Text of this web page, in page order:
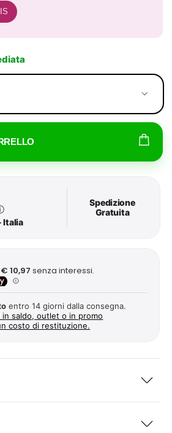
Italia
Spedizione
Gratuita
entro 14 giorni dalla consegna.
saldo, outlet o in promo
costo di restituzione.